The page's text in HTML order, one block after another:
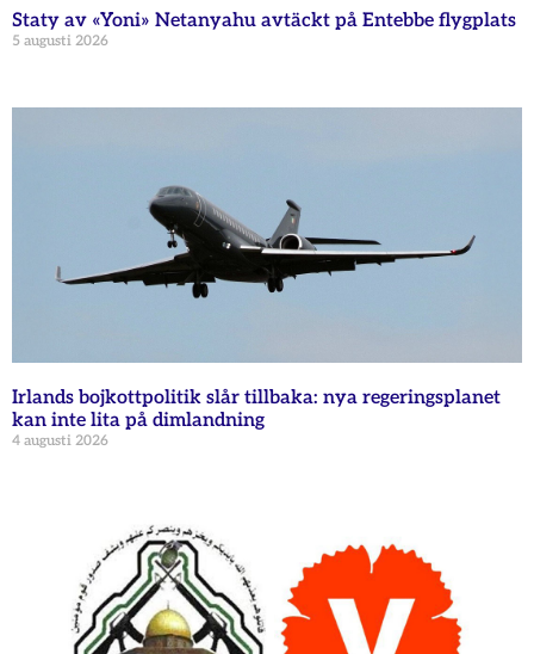
Staty av «Yoni» Netanyahu avtäckt på Entebbe flygplats
5 augusti 2026
Irlands bojkottpolitik slår tillbaka: nya regeringsplanet
kan inte lita på dimlandning
4 augusti 2026